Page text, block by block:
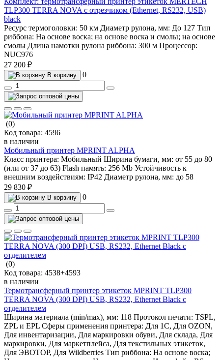
TLP300 TERRA NOVA с отрезчиком (Ethernet, RS232, USB)
black
Ресурс термоголовки: 50 км Диаметр рулона, мм: До 127 Тип
риббона: На основе воска; на основе воска и смолы; на основе
смолы Длина намотки рулона риббона: 300 м Процессор:
NUC976
27 200 ₽
В корзину 0
(0)
Код товара: 4596
в наличии
Мобильный принтер MPRINT ALPHA
Класс принтера: Мобильный Ширина бумаги, мм: от 55 до 80
(или от 37 до 63) Flash память: 256 Mb Устойчивость к
внешним воздействиям: IP42 Диаметр рулона, мм: до 58
29 830 ₽
В корзину 0
(0)
Код товара: 4538+4593
в наличии
Термотрансферный принтер этикеток MPRINT TLP300
TERRA NOVA (300 DPI) USB, RS232, Ethernet Black с
отделителем
Ширина материала (min/max), мм: 118 Протокол печати: TSPL,
ZPL и EPL Сферы применения принтера: Для 1С, Для OZON,
Для инвентаризации, Для маркировки обуви, Для склада, Для
маркировки, Для маркетплейса, Для текстильных этикеток,
Для ЭВОТОР, Для Wildberries Тип риббона: На основе воска;